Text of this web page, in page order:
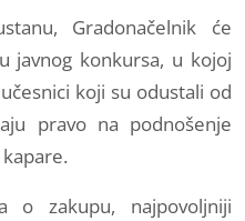
Gradonačelnik će
javnog konkursa, u kojoj
koji su odustali od
pravo na podnošenje
o zakupu, najpovoljniji